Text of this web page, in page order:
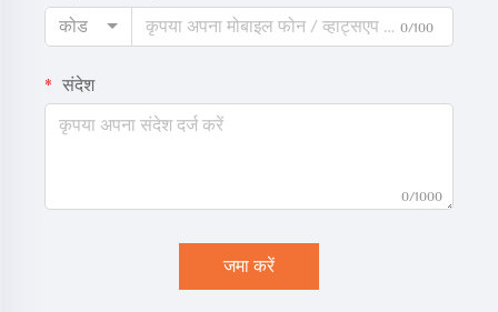
कोड
0/100
संदेश
0/1000
जमा करें